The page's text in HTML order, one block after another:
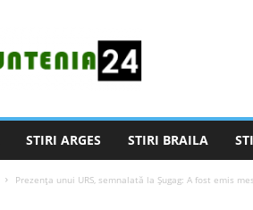
STIRI ARGES STIRI BRAILA
Prezența unui URS, semnalată la Șugag: A fost emis